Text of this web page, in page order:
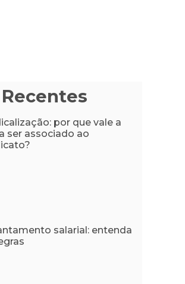
por que vale a
ser associado ao
salarial: entenda